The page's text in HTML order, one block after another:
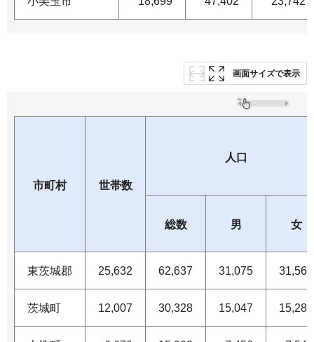
画面サイズで表示
市町村 世帯数
人口
総数 男 女
東茨城郡 25,632 62,637 31,075 31,562
茨城町 12,007 30,328 15,047 15,281